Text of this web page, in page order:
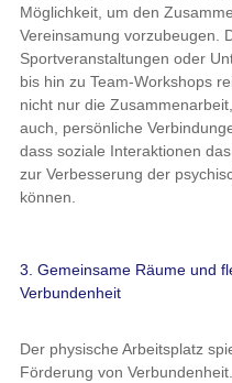
Möglichkeit, um den
Vereinsamung vorzubeugen.
Sportveranstaltungen oder
bis hin zu Team-Workshops
nicht nur die
auch, persönliche
dass soziale Interaktionen
zur Verbesserung der
können.
3. Gemeinsame Räume und
Verbundenheit
Der physische Arbeitsplatz
Förderung von